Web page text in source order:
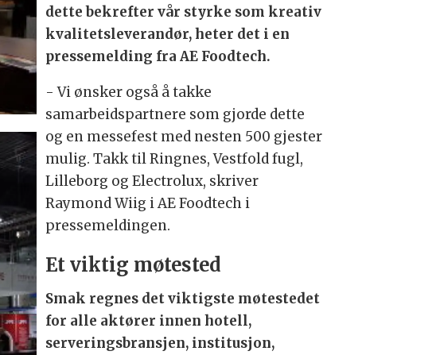
dette bekrefter vår styrke som kreativ
kvalitetsleverandør, heter det i en
pressemelding fra AE Foodtech.
- Vi ønsker også å takke
samarbeidspartnere som gjorde dette
og en messefest med nesten 500 gjester
mulig. Takk til Ringnes, Vestfold fugl,
Lilleborg og Electrolux, skriver
Raymond Wiig i AE Foodtech i
pressemeldingen.
Et viktig møtested
Smak regnes det viktigste møtestedet
for alle aktører innen hotell,
serveringsbransjen, institusjon,